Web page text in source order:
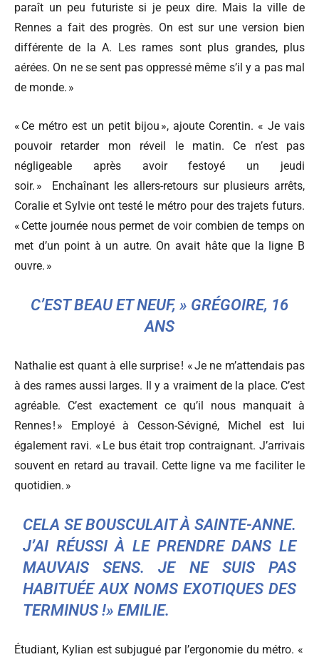
paraît un peu futuriste si je peux dire. Mais la ville de
Rennes a fait des progrès. On est sur une version bien
différente de la A. Les rames sont plus grandes, plus
aérées. On ne se sent pas oppressé même s’il y a pas mal
de monde. »
« Ce métro est un petit bijou », ajoute Corentin. « Je vais
pouvoir retarder mon réveil le matin. Ce n’est pas
négligeable après avoir festoyé un jeudi
soir. »
Enchaînant les allers-retours sur plusieurs arrêts,
Coralie et Sylvie ont testé le métro pour des trajets futurs.
« Cette journée nous permet de voir combien de temps on
met d’un point à un autre. On avait hâte que la ligne B
ouvre. »
C’EST BEAU ET NEUF, » GRÉGOIRE, 16
ANS
Nathalie est quant à elle surprise ! « Je ne m’attendais pas
à des rames aussi larges. Il y a vraiment de la place. C’est
agréable. C’est exactement ce qu’il nous manquait à
Rennes ! » Employé à Cesson-Sévigné, Michel est lui
également ravi. « Le bus était trop contraignant. J’arrivais
souvent en retard au travail. Cette ligne va me faciliter le
quotidien. »
CELA SE BOUSCULAIT À SAINTE-ANNE.
J’AI RÉUSSI À LE PRENDRE DANS LE
MAUVAIS SENS. JE NE SUIS PAS
HABITUÉE AUX NOMS EXOTIQUES DES
TERMINUS !» EMILIE.
Étudiant, Kylian est subjugué par l’ergonomie du métro. «